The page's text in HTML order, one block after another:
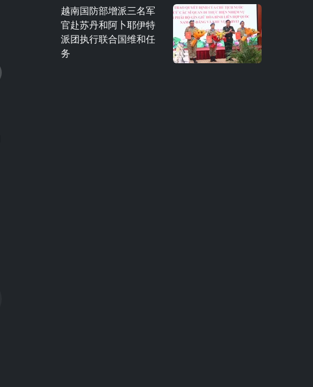
越南国防部增派三名军
官赴苏丹和阿卜耶伊特
派团执行联合国维和任
务